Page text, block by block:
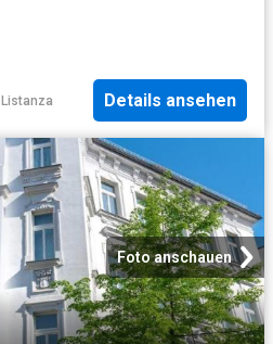
Listanza Details ansehen
Foto anschauen